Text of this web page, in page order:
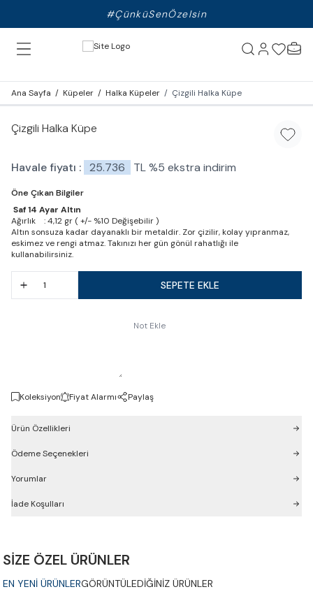
#ÇünküSenÖzelsin
Ana Sayfa / Küpeler / Halka Küpeler / Çizgili Halka Küpe
Çizgili Halka Küpe
Havale fiyatı : 25.736 TL%5 ekstra indirim
Öne Çıkan Bilgiler
Saf 14 Ayar Altın
Ağırlık : 4,12 gr ( +/- %10 Değişebilir )
Altın sonsuza kadar dayanaklı bir metaldir. Zor çizilir, kolay yıpranmaz,
eskimez ve rengi atmaz. Takınızı her gün gönül rahatlığı ile
kullanabilirsiniz.
SEPETE EKLE
Not Ekle
Koleksiyon Fiyat Alarmı Paylaş
Ürün Özellikleri
Ödeme Seçenekleri
Yorumlar
İade Koşulları
SİZE ÖZEL ÜRÜNLER
EN YENİ ÜRÜNLERGÖRÜNTÜLEDİĞİNİZ ÜRÜNLER